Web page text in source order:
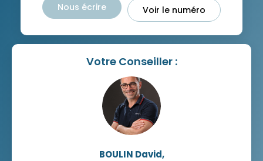
Nous écrire Voir le numéro
Votre Conseiller :
BOULIN David,